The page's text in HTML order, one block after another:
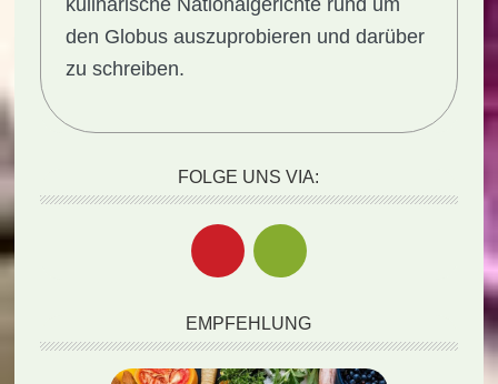
den Globus auszuprobieren und darüber
zu schreiben.
FOLGE UNS VIA:
EMPFEHLUNG